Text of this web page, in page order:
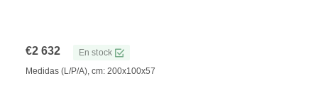
€2 632
En stock
Medidas (L/P/A), cm: 200x100x57